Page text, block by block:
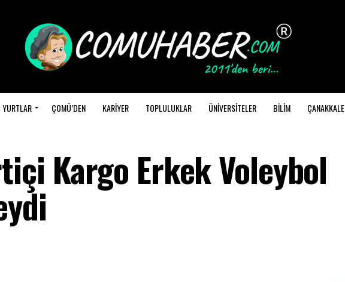
YURTLAR ÇOMÜ’DEN KARİYER TOPLULUKLAR ÜNİVERSİTELER BİLİM ÇANAKKALE
Kargo Erkek Voleybol